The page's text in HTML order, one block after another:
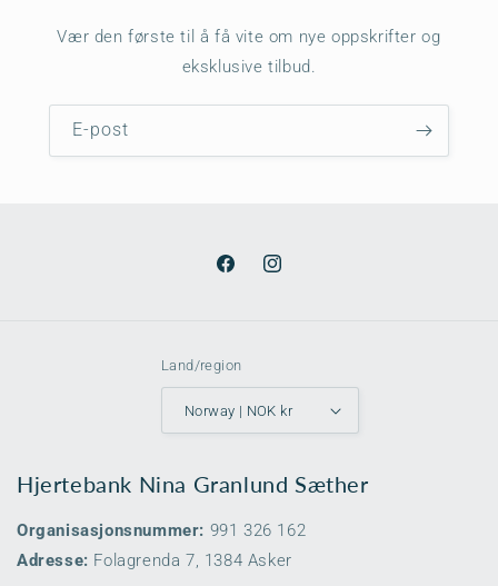
Vær den første til å få vite om nye oppskrifter og
eksklusive tilbud.
E-post
FacebookInstagram
Land/region
Norway | NOK kr
Hjertebank Nina Granlund Sæther
Organisasjonsnummer: 991 326 162
Adresse: Folagrenda 7, 1384 Asker